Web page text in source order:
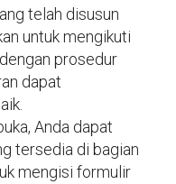
telah disusun
untuk mengikuti
prosedur
dapat
Anda dapat
tersedia di bagian
mengisi formulir